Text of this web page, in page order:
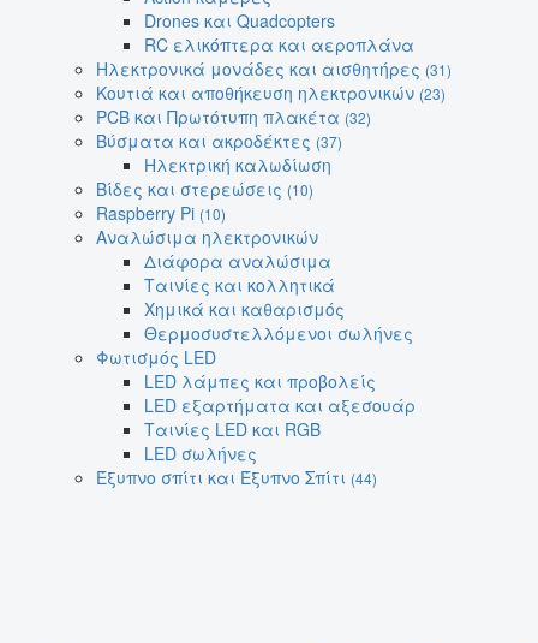
Drones και Quadcopters
RC ελικόπτερα και αεροπλάνα
Ηλεκτρονικά μονάδες και αισθητήρες (31)
Κουτιά και αποθήκευση ηλεκτρονικών (23)
PCB και Πρωτότυπη πλακέτα (32)
Βύσματα και ακροδέκτες (37)
Ηλεκτρική καλωδίωση
Βίδες και στερεώσεις (10)
Raspberry Pi (10)
Αναλώσιμα ηλεκτρονικών
Διάφορα αναλώσιμα
Ταινίες και κολλητικά
Χημικά και καθαρισμός
Θερμοσυστελλόμενοι σωλήνες
Φωτισμός LED
LED λάμπες και προβολείς
LED εξαρτήματα και αξεσουάρ
Ταινίες LED και RGB
LED σωλήνες
Έξυπνο σπίτι και Έξυπνο Σπίτι (44)